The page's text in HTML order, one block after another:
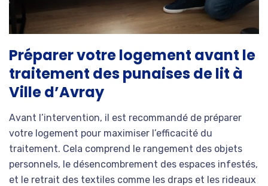
Préparer votre logement avant le
traitement des punaises de lit à
Ville d’Avray
Avant l’intervention, il est recommandé de préparer
votre logement pour maximiser l’efficacité du
traitement. Cela comprend le rangement des objets
personnels, le désencombrement des espaces infestés,
et le retrait des textiles comme les draps et les rideaux